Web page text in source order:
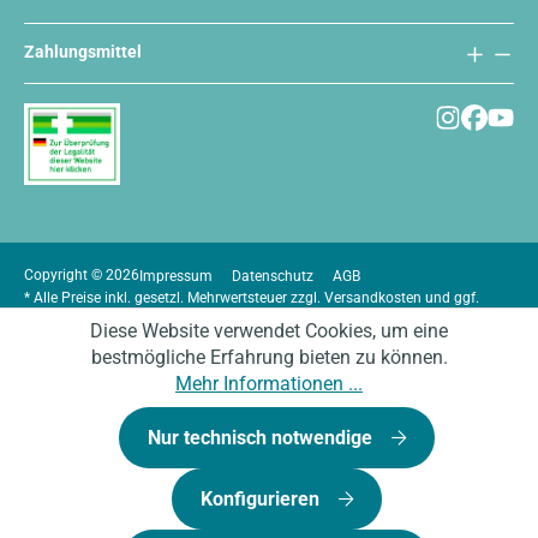
Zahlungsmittel
Copyright © 2026 Impressum Datenschutz
AGB
* Alle Preise inkl. gesetzl. Mehrwertsteuer zzgl. Versandkosten und ggf.
Diese Website verwendet Cookies, um eine
bestmögliche Erfahrung bieten zu können.
Mehr Informationen ...
Nur technisch notwendige
Konfigurieren